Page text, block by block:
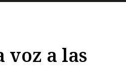
voz a las